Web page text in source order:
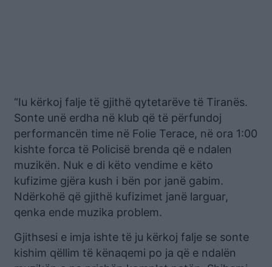
“Iu kërkoj falje të gjithë qytetarëve të Tiranës.
Sonte unë erdha në klub që të përfundoj
performancën time në Folie Terace, në ora 1:00
kishte forca të Policisë brenda që e ndalen
muzikën. Nuk e di këto vendime e këto
kufizime gjëra kush i bën por janë gabim.
Ndërkohë që gjithë kufizimet janë larguar,
qenka ende muzika problem.
Gjithsesi e imja ishte të ju kërkoj falje se sonte
kishim qëllim të kënaqemi po ja që e ndalën